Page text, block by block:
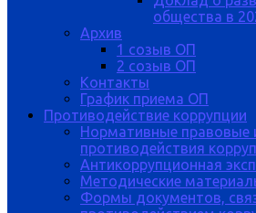
общества в
Архив
1 созыв ОП
2 созыв ОП
Контакты
График приема ОП
Противодействие коррупции
Нормативные правовые
противодействия
Антикоррупционная
Методические
Формы документов,